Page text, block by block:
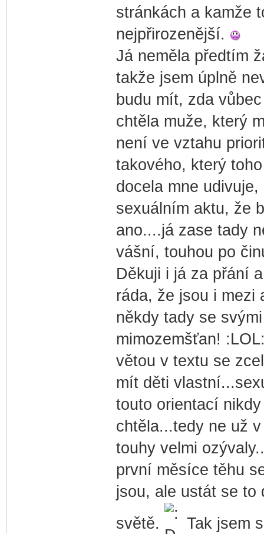
stránkách a kamže
nejpřirozenější.
Já neměla předtím
takže jsem úplně
budu mít, zda
chtěla muže, který
není ve vztahu
takového, který
docela mne
sexuálním aktu, že
ano....já zase tady
vášní, touhou po
Děkuji i já za přání
ráda, že jsou i mezi
někdy tady se
mimozemšťan!
větou v textu se
mít děti
touto orientací
chtěla...tedy ne už
touhy velmi
první měsíce těhu
jsou, ale ustát se to
světě.
Tak jsem